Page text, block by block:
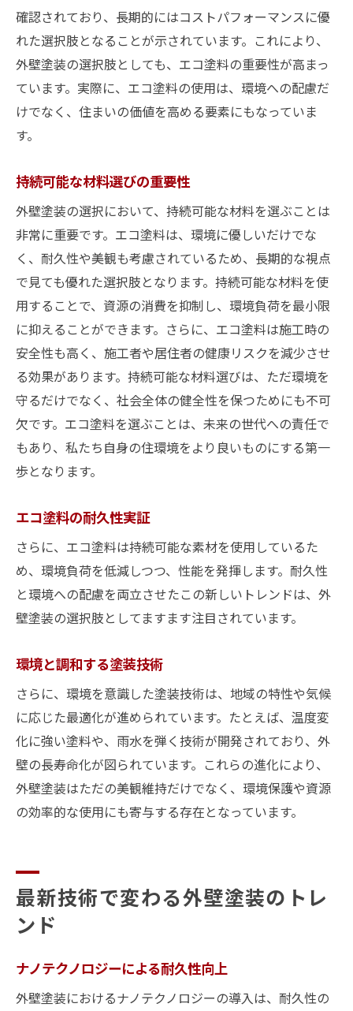
確認されており、長期的にはコストパフォーマンスに優
れた選択肢となることが示されています。これにより、
外壁塗装の選択肢としても、エコ塗料の重要性が高まっ
ています。実際に、エコ塗料の使用は、環境への配慮だ
けでなく、住まいの価値を高める要素にもなっていま
す。
持続可能な材料選びの重要性
外壁塗装の選択において、持続可能な材料を選ぶことは
非常に重要です。エコ塗料は、環境に優しいだけでな
く、耐久性や美観も考慮されているため、長期的な視点
で見ても優れた選択肢となります。持続可能な材料を使
用することで、資源の消費を抑制し、環境負荷を最小限
に抑えることができます。さらに、エコ塗料は施工時の
安全性も高く、施工者や居住者の健康リスクを減少させ
る効果があります。持続可能な材料選びは、ただ環境を
守るだけでなく、社会全体の健全性を保つためにも不可
欠です。エコ塗料を選ぶことは、未来の世代への責任で
もあり、私たち自身の住環境をより良いものにする第一
歩となります。
エコ塗料の耐久性実証
さらに、エコ塗料は持続可能な素材を使用しているた
め、環境負荷を低減しつつ、性能を発揮します。耐久性
と環境への配慮を両立させたこの新しいトレンドは、外
壁塗装の選択肢としてますます注目されています。
環境と調和する塗装技術
さらに、環境を意識した塗装技術は、地域の特性や気候
に応じた最適化が進められています。たとえば、温度変
化に強い塗料や、雨水を弾く技術が開発されており、外
壁の長寿命化が図られています。これらの進化により、
外壁塗装はただの美観維持だけでなく、環境保護や資源
の効率的な使用にも寄与する存在となっています。
最新技術で変わる外壁塗装のトレ
ンド
ナノテクノロジーによる耐久性向上
外壁塗装におけるナノテクノロジーの導入は、耐久性の